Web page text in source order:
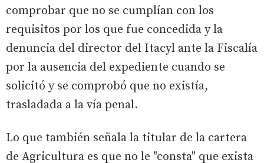
comprobar que no se cumplían con los
requisitos por los que fue concedida y la
denuncia del director del Itacyl ante la Fiscalía
por la ausencia del expediente cuando se
solicitó y se comprobó que no existía,
trasladada a la vía penal.
Lo que también señala la titular de la cartera
de Agricultura es que no le "consta" que exista